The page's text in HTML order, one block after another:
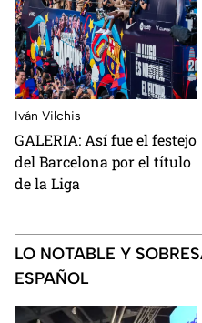
Iván Vilchis
GALERIA: Así fue el festejo
del Barcelona por el título
de la Liga
LO NOTABLE Y
ESPAÑOL